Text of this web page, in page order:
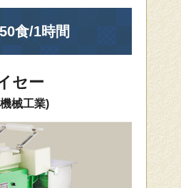
食/1時間
セー
械工業)